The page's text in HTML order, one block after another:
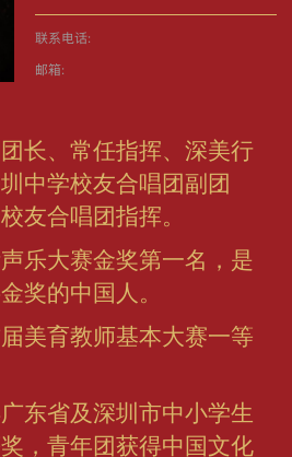
联系电话:
邮箱:
长、常任指挥、深美行
中学校友合唱团副团
友合唱团指挥。
乐大赛金奖第一名，是
奖的中国人。
美育教师基本大赛一等
东省及深圳市中小学生
，青年团获得中国文化